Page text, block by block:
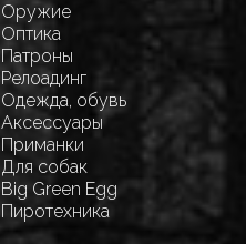
Оружие
Оптика
Патроны
Релоадинг
Одежда, обувь
Аксессуары
Приманки
Для собак
Big Green Egg
Пиротехника